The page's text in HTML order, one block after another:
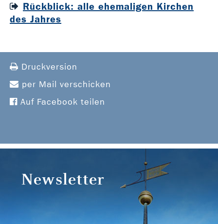
Rückblick: alle ehemaligen Kirchen
des Jahres
Druckversion
per Mail verschicken
Auf Facebook teilen
Newsletter